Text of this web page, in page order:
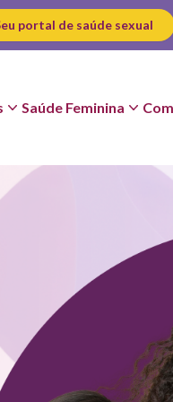
portal de saúde sexual
Saúde Feminina